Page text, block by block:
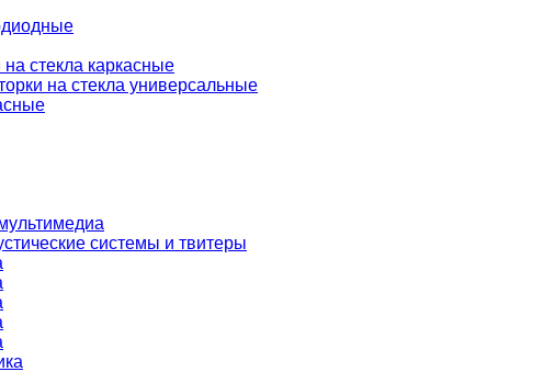
на стекла каркасные
на стекла универсальные
системы и твитеры